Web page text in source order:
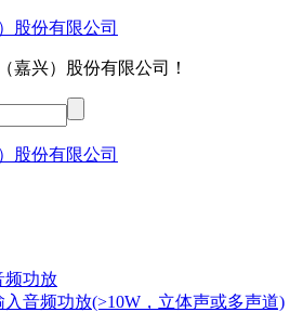
嘉兴）股份有限公司！
频功放
入音频功放(>10W，立体声或多声道)